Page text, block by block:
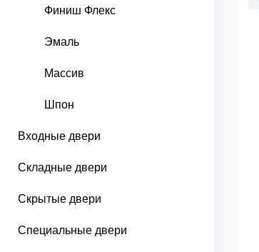
Финиш Флекс
Эмаль
Массив
Шпон
Входные двери
Складные двери
Скрытые двери
Специальные двери